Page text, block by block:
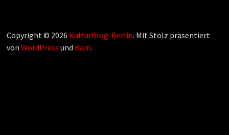
Copyright © 2026 KulturBlog-Berlin. Mit Stolz präsentiert
von WordPress und Bam.